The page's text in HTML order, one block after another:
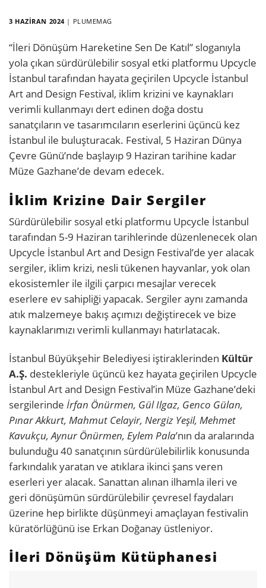
3 HAZIRAN 2024| PLUMEMAG
“İleri Dönüşüm Hareketine Sen De Katıl” sloganıyla
yola çıkan sürdürülebilir sosyal etki platformu Upcycle
İstanbul tarafından hayata geçirilen Upcycle İstanbul
Art and Design Festival, iklim krizini ve kaynakları
verimli kullanmayı dert edinen doğa dostu
sanatçıların ve tasarımcıların eserlerini üçüncü kez
İstanbul ile buluşturacak. Festival, 5 Haziran Dünya
Çevre Günü’nde başlayıp 9 Haziran tarihine kadar
Müze Gazhane’de devam edecek.
İklim Krizine Dair Sergiler
Sürdürülebilir sosyal etki platformu Upcycle İstanbul
tarafından 5-9 Haziran tarihlerinde düzenlenecek olan
Upcycle İstanbul Art and Design Festival’de yer alacak
sergiler, iklim krizi, nesli tükenen hayvanlar, yok olan
ekosistemler ile ilgili çarpıcı mesajlar verecek
eserlere ev sahipliği yapacak. Sergiler aynı zamanda
atık malzemeye bakış açımızı değiştirecek ve bize
kaynaklarımızı verimli kullanmayı hatırlatacak.
İstanbul Büyükşehir Belediyesi iştiraklerinden Kültür
A.Ş. destekleriyle üçüncü kez hayata geçirilen Upcycle
İstanbul Art and Design Festival’in Müze Gazhane’deki
sergilerinde İrfan Önürmen, Gül Ilgaz, Genco Gülan,
Pınar Akkurt, Mahmut Celayir, Nergiz Yeşil, Mehmet
Kavukçu, Aynur Önürmen, Eylem Pala’nın da aralarında
bulunduğu 40 sanatçının sürdürülebilirlik konusunda
farkındalık yaratan ve atıklara ikinci şans veren
eserleri yer alacak. Sanattan alınan ilhamla ileri ve
geri dönüşümün sürdürülebilir çevresel faydaları
üzerine hep birlikte düşünmeyi amaçlayan festivalin
küratörlüğünü ise Erkan Doğanay üstleniyor.
İleri Dönüşüm Kütüphanesi